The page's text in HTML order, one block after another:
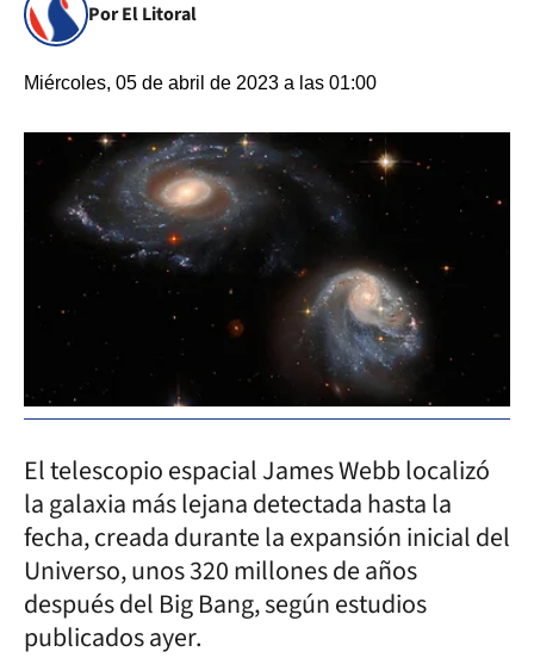
Por El Litoral
Miércoles, 05 de abril de 2023 a las 01:00
El telescopio espacial James Webb localizó
la galaxia más lejana detectada hasta la
fecha, creada durante la expansión inicial del
Universo, unos 320 millones de años
después del Big Bang, según estudios
publicados ayer.